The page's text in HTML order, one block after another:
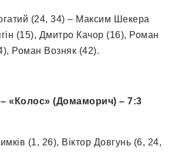
(24, 34) – Максим Шекера
(15), Дмитро Качор (16), Роман
Роман Возняк (42).
«Колос» (Домаморич) – 7:3
(1, 26), Віктор Довгунь (6, 24,